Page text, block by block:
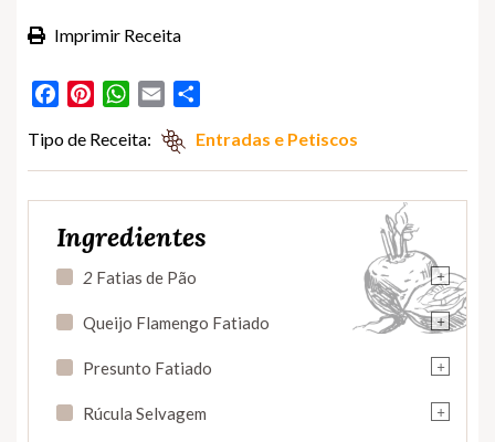
Imprimir Receita
FacebookPinterestWhatsApp
Email
Tipo de Receita: Entradas e Petiscos
Ingredientes
+
2 Fatias de Pão
+
Queijo Flamengo Fatiado
+
Presunto Fatiado
+
Rúcula Selvagem